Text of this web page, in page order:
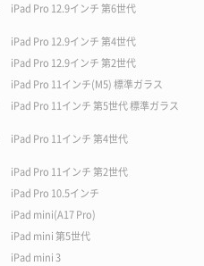
iPad Pro 12.9インチ 第6世代
iPad Pro 12.9インチ 第4世代
iPad Pro 12.9インチ 第2世代
iPad Pro 11インチ(M5) 標準ガラス
iPad Pro 11インチ 第5世代 標準ガラス
iPad Pro 11インチ 第4世代
iPad Pro 11インチ 第2世代
iPad Pro 10.5インチ
iPad mini(A17 Pro)
iPad mini 第5世代
iPad mini 3